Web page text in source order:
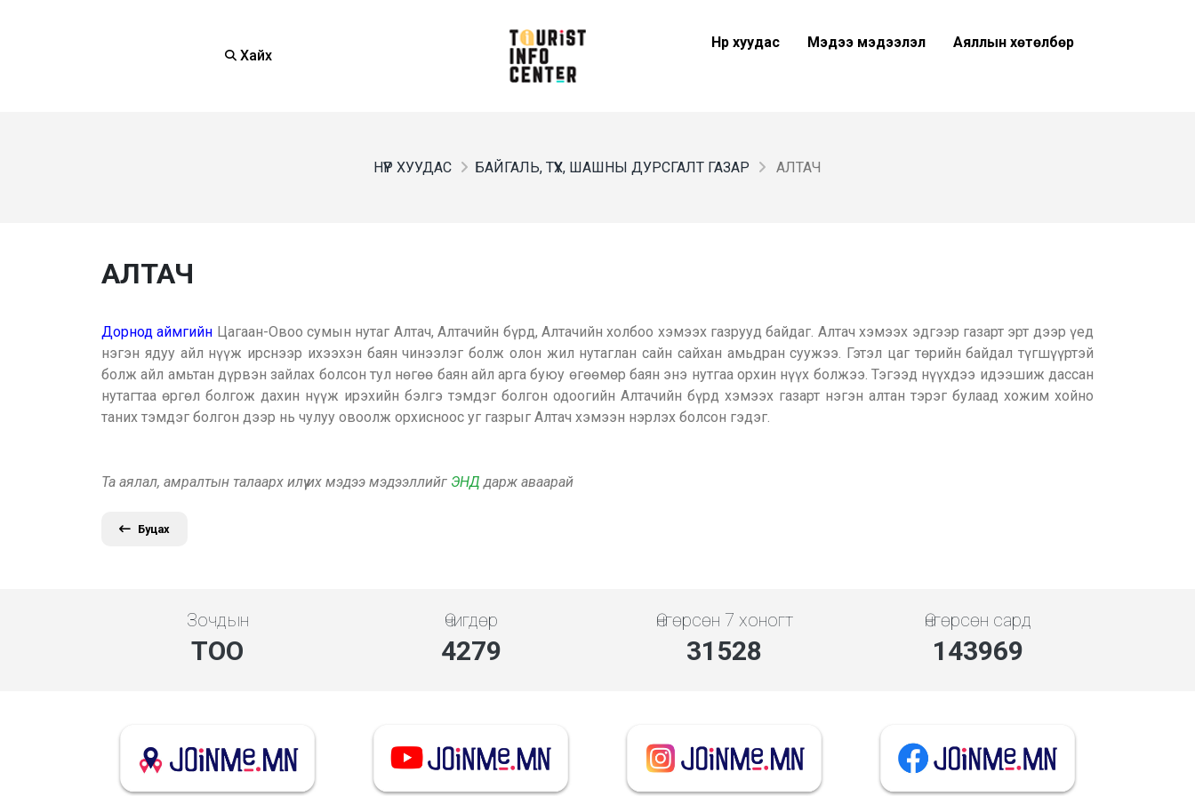
Хайх
Нүүр хуудас Мэдээ мэдээлэл Аяллын хөтөлбөр
НҮҮР ХУУДАС БАЙГАЛЬ, ТҮҮХ, ШАШНЫ ДУРСГАЛТ ГАЗАР АЛТАЧ
АЛТАЧ
Дорнод аймгийн Цагаан-Овоо сумын нутаг Алтач, Алтачийн бүрд, Алтачийн холбоо хэмээх газрууд байдаг. Алтач хэмээх эдгээр газарт эрт дээр үед
нэгэн ядуу айл нүүж ирснээр ихээхэн баян чинээлэг болж олон жил нутаглан сайн сайхан амьдран суужээ. Гэтэл цаг төрийн байдал түгшүүртэй
болж айл амьтан дүрвэн зайлах болсон тул нөгөө баян айл арга буюу өгөөмөр баян энэ нутгаа орхин нүүх болжээ. Тэгээд нүүхдээ идээшиж дассан
нутагтаа өргөл болгож дахин нүүж ирэхийн бэлгэ тэмдэг болгон одоогийн Алтачийн бүрд хэмээх газарт нэгэн алтан тэрэг булаад хожим хойно
таних тэмдэг болгон дээр нь чулуу овоолж орхисноос уг газрыг Алтач хэмээн нэрлэх болсон гэдэг.
Та аялал, амралтын талаарх илүү их мэдээ мэдээллийг ЭНД дарж аваарай
Буцах
Зочдын
ТОО
Өчигдөр
4279
Өнгөрсөн 7 хоногт
31528
Өнгөрсөн сард
143969